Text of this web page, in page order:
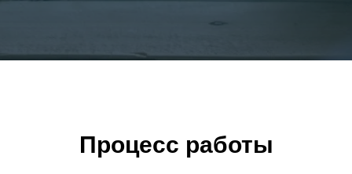
Процесс работы